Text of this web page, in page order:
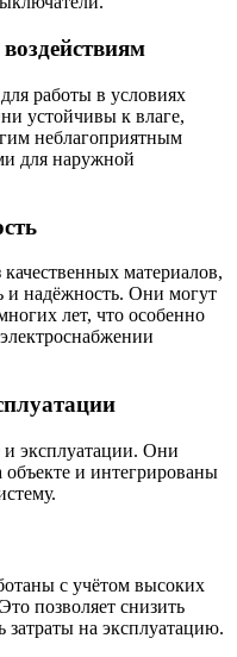
работы в условиях
устойчивы к влаге,
неблагоприятным
для наружной
материалов,
и надёжность. Они могут
лет, что особенно
эксплуатации. Они
и интегрированы
с учётом высоких
позволяет снизить
затраты на эксплуатацию.